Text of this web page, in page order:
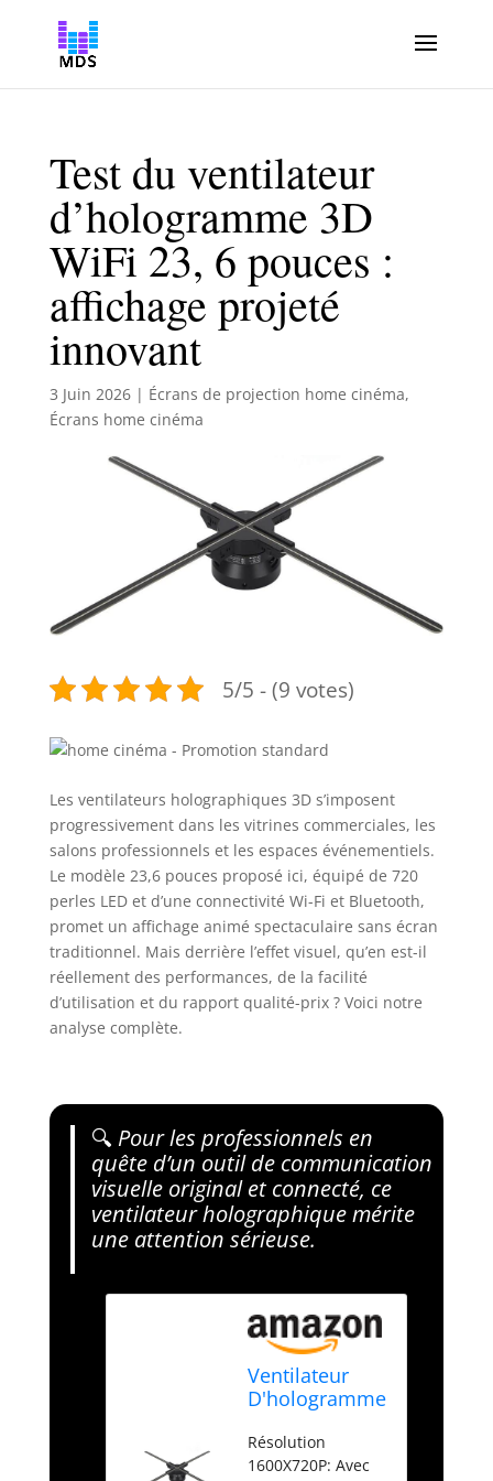
Test du ventilateur
d’hologramme 3D
WiFi 23, 6 pouces :
affichage projeté
innovant
3 Juin 2026| Écrans de projection home cinéma,
Écrans home cinéma
5/5 - (9 votes)
Les ventilateurs holographiques 3D s’imposent
progressivement dans les vitrines commerciales, les
salons professionnels et les espaces événementiels.
Le modèle 23,6 pouces proposé ici, équipé de 720
perles LED et d’une connectivité Wi-Fi et Bluetooth,
promet un affichage animé spectaculaire sans écran
traditionnel. Mais derrière l’effet visuel, qu’en est-il
réellement des performances, de la facilité
d’utilisation et du rapport qualité-prix ? Voici notre
analyse complète.
🔍 Pour les professionnels en
quête d’un outil de communication
visuelle original et connecté, ce
ventilateur holographique mérite
une attention sérieuse.
Ventilateur
D'hologramme
de publicité
WiFi de
Résolution
1600X720P: Avec